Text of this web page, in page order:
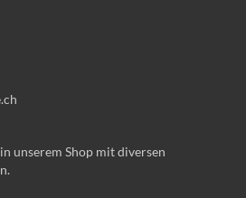
unserem Shop mit diversen